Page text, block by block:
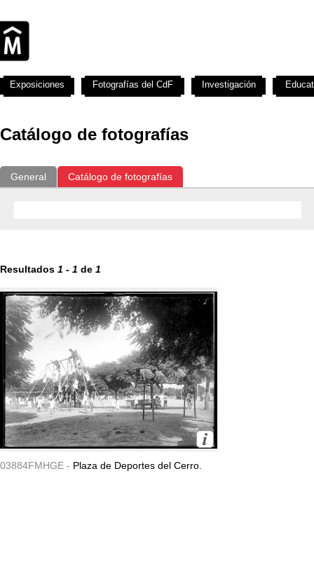
Catálogo de fotografías
General Catálogo de fotografías
Resultados 1 - 1 de 1
03884FMHGE - Plaza de Deportes del Cerro.
Exposiciones Fotografías del CdF Investigación